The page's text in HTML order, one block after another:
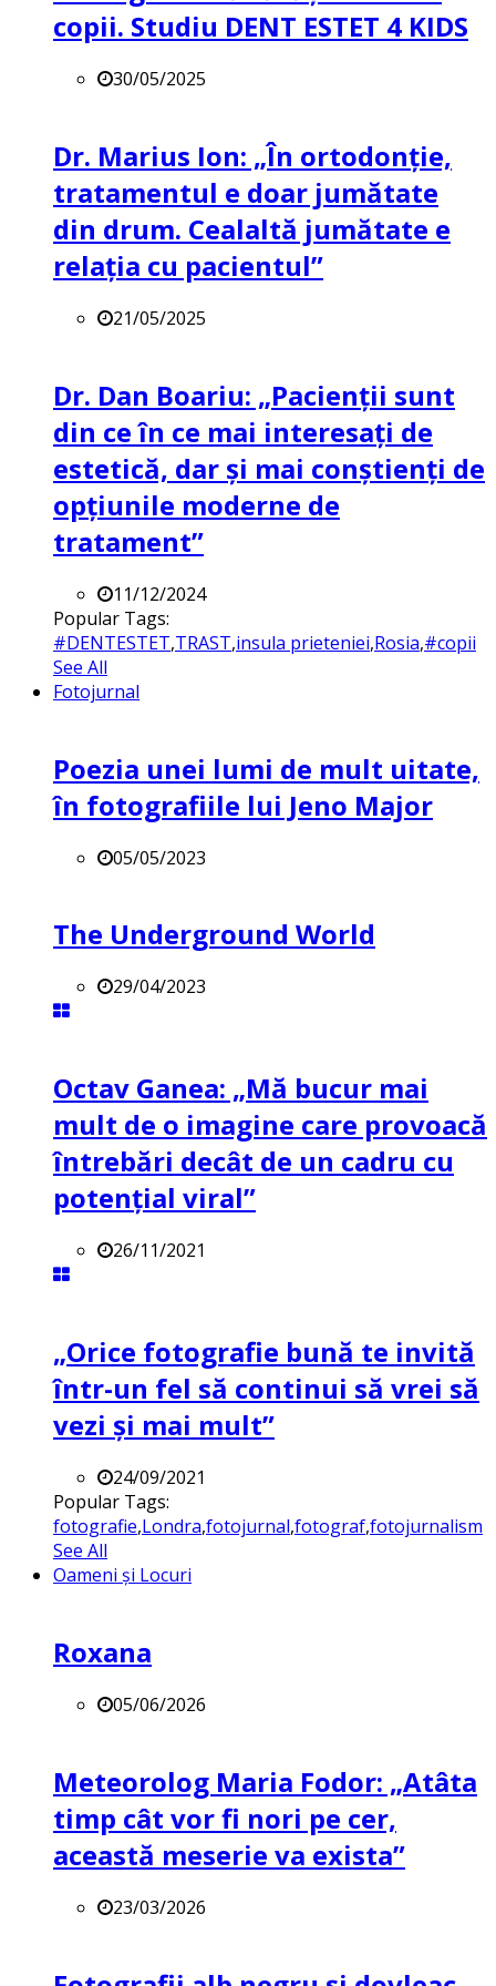
copii. Studiu DENT ESTET 4 KIDS
30/05/2025
Dr. Marius Ion: „În ortodonție,
tratamentul e doar jumătate
din drum. Cealaltă jumătate e
relația cu pacientul”
21/05/2025
Dr. Dan Boariu: „Pacienții sunt
din ce în ce mai interesați de
estetică, dar și mai conștienți de
opțiunile moderne de
tratament”
11/12/2024
Popular Tags:
#DENTESTET,TRAST,insula prieteniei,Rosia,#copii
See All
Fotojurnal
Poezia unei lumi de mult uitate,
în fotografiile lui Jeno Major
05/05/2023
The Underground World
29/04/2023
Octav Ganea: „Mă bucur mai
mult de o imagine care provoacă
întrebări decât de un cadru cu
potenţial viral”
26/11/2021
„Orice fotografie bună te invită
într-un fel să continui să vrei să
vezi și mai mult”
24/09/2021
Popular Tags:
fotografie,Londra,fotojurnal,fotograf,fotojurnalism
See All
Oameni și Locuri
Roxana
05/06/2026
Meteorolog Maria Fodor: „Atâta
timp cât vor fi nori pe cer,
această meserie va exista”
23/03/2026